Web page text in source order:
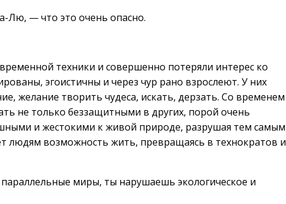
— что это очень опасно.
техники и совершенно потеряли интерес ко
эгоистичны и через чур рано взрослеют. У них
желание творить чудеса, искать, дерзать. Со временем
не только беззащитными в других, порой очень
и жестокими к живой природе, разрушая тем самым
возможность жить, превращаясь в технократов и
миры, ты нарушаешь экологическое и